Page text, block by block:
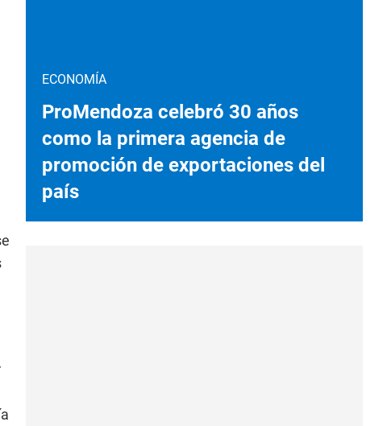
ECONOMÍA
ProMendoza celebró 30 años
como la primera agencia de
promoción de exportaciones del
país